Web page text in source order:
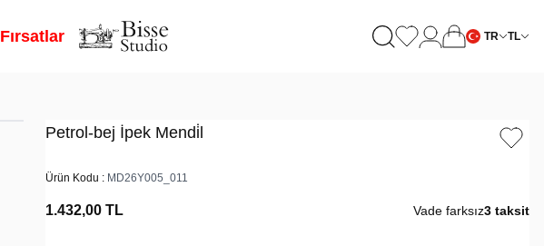
Fırsatlar TR TL
Petrol-bej İpek Mendi̇l
Ürün Kodu : MD26Y005_011
1.432,00 TL Vade farksız3 taksit